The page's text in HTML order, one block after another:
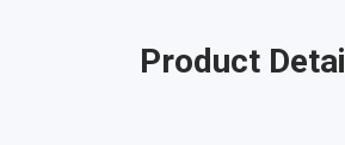
Product Detail